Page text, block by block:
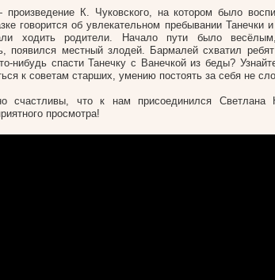
К. Чуковского, на котором было
говорится об увлекательном пребывании Танечки
ходить родители. Начало пути было
появился местный злодей. Бармалей схватил
нибудь спасти Танечку с Ванечкой из беды?
к советам старших, умению постоять за себя не
счастливы, что к нам присоединился Светлана
просмотра!